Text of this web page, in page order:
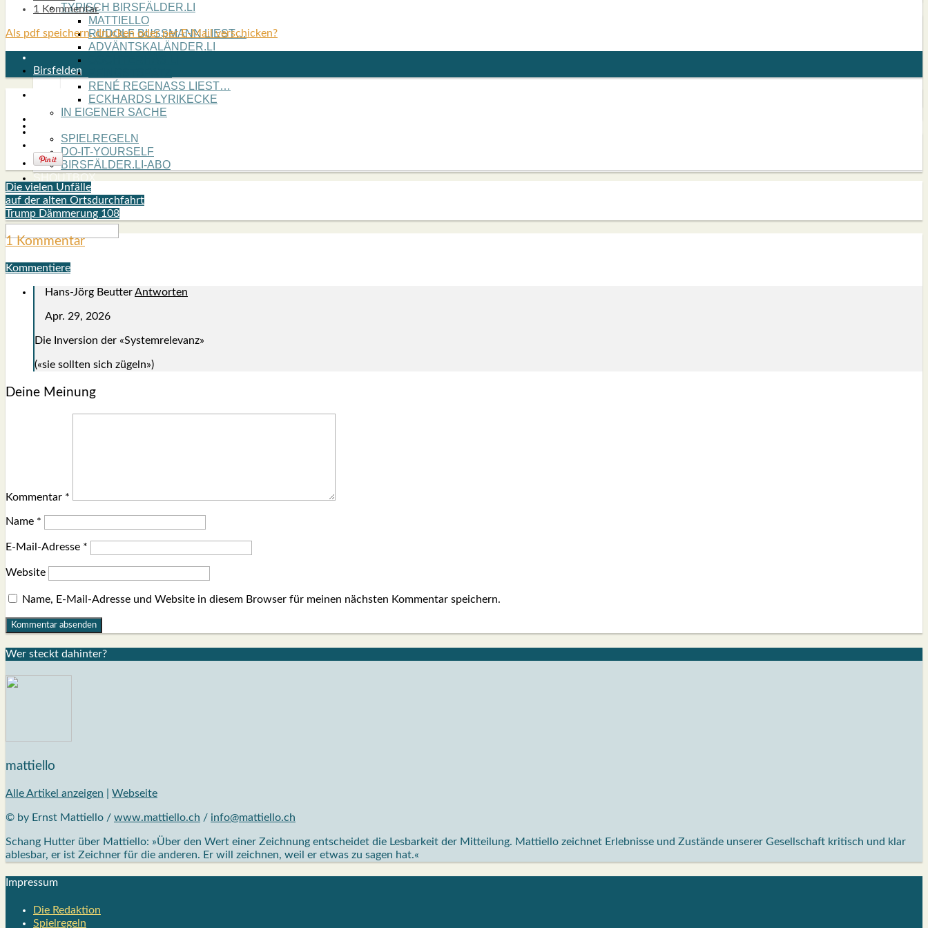
TYPISCH BIRSFÄLDER.LI
MATTIELLO
RUDOLF BUSS­MANN LIEST…
ADVÄNTSKALÄNDER.LI
RENÉ REGEN­ASS LIEST…
ECK­HARDS LYRIK­ECKE
IN EIGE­NER SACHE
SPIEL­RE­GELN
DO-IT-YOUR­S­ELF
BIRSFÄLDER.LI-ABO
SHOUT­BOX
1 Kommentar
Als pdf speichern, drucken oder per E-Mail verschicken?
Birsfelden
Die vielen Unfälle
auf der alten Ortsdurchfahrt
Trump Dämmerung 108
1 Kommentar
Kommentiere
Hans-Jörg BeutterAntworten
Apr. 29, 2026
Die Inver­si­on der «Sys­tem­re­le­vanz»
(«sie soll­ten sich zügeln»)
Deine Meinung
Kommentar *
Name *
E-Mail-Adresse *
Website
Name, E-Mail-Adresse und Website in diesem Browser für meinen nächsten Kommentar speichern.
Wer steckt dahin­ter?
mattiello
Alle Artikel anzeigen Webseite
© by Ernst Mattiello / www.mattiello.ch / info@mattiello.ch
Schang Hutter über Mattiello: »Über den Wert einer Zeichnung entscheidet die Lesbarkeit der Mitteilung. Mattiello zeichnet Erlebnisse und Zustände unserer Gesellschaft kritisch und klar
ablesbar, er ist Zeichner für die anderen. Er will zeichnen, weil er etwas zu sagen hat.«
Impres­sum
Die Redak­ti­on
Spiel­re­geln